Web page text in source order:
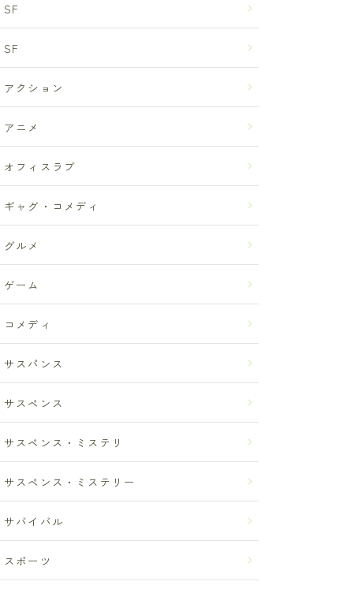
SF
SF
アクション
アニメ
オフィスラブ
ギャグ・コメディ
グルメ
ゲーム
コメディ
サスパンス
サスペンス
サスペンス・ミステリ
サスペンス・ミステリー
サバイバル
スポーツ